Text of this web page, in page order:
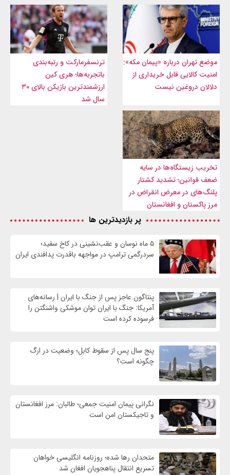
موضع تهران درباره «پیمان مکه»:
امنیت کالایی قابل خریداری از
دلالان دروغین نیست
ترنسفرمارکت و رتبه‌بندی
باتجربه‌ها؛ هری کین
ارزشمندترین بازیکن بالای ۳۰
سال شد
تخریب زیستگاه‌ها در سایه
ضعف قوانین؛ تشدید کشتار
پلنگ‌های در معرض انقراض در
مرز پاکستان و افغانستان
پر بازدیدترین ها
۵ ماه نوسان و عقب‌نشینی در کاخ سفید؛
سردرگمی ترامپ در مواجهه باقدرت پدافندی ایران
پنتاگون عاجز پس از جنگ با ایران | رسانه‌های
آمریکا: جنگ با ایران توان موشکی واشنگتن را
فرسوده کرده است
پنج سال پس از سقوط کابل؛ وضعیت در ارگ
چگونه است؟
نگرانی پیمان امنیت جمعی؛ طالبان: مرز افغانستان
و تاجیکستان امن است
متحدان رها شده؛ روزنامه انگلیسی خواهان
تسریع انتقال پناهجویان افغان شد